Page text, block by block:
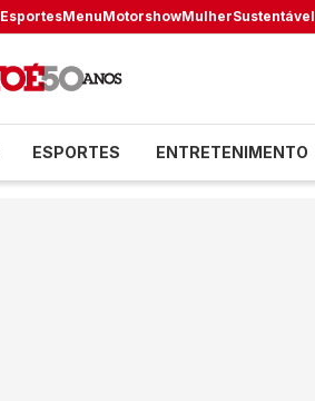
EsportesMenuMotorshowMulherSustentável
ESPORTES ENTRETENIMENTO